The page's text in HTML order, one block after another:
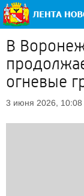
В
огневые
3 июня 2026, 10:08